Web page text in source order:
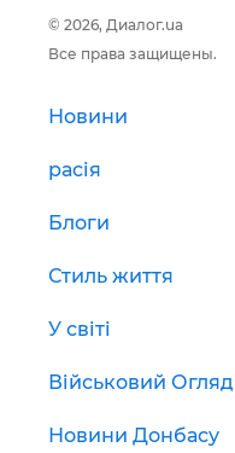
© 2026, Диалог.ua
Все права защищены.
Новини
расія
Блоги
Стиль життя
У світі
Військовий Огляд
Новини Донбасу